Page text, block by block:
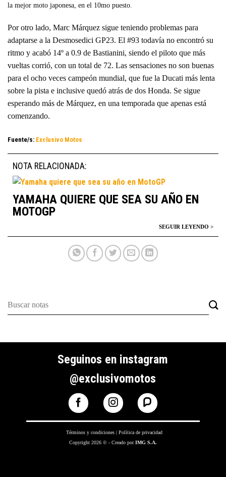
la mejor moto japonesa, en el 10mo puesto.
Por otro lado, Marc Márquez sigue teniendo problemas para
adaptarse a la Desmosedici GP23. El #93 todavía no encontró su
ritmo y acabó 14º a 0.9 de Bastianini, siendo el piloto que más
vueltas corrió, con un total de 72. Las sensaciones no son buenas
para el ocho veces campeón mundial, que fue la Ducati más lenta
sobre la pista e inclusive quedó atrás de dos Honda. Se sigue
esperando más de Márquez, en una temporada que apenas está
comenzando.
Fuente/s: Exclusivo Motos
NOTA RELACIONADA:
YAMAHA QUIERE QUE SEA SU AÑO EN
MOTOGP
Seguinos en instagram
@exclusivomotos
Términos y condiciones |Política de privacidad
Copyright 2026 © - Creado porIMG S.A.